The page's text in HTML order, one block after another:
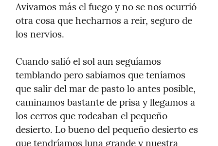
Avivamos más el fuego y no se nos ocurrió
otra cosa que hecharnos a reir, seguro de
los nervios.
Cuando salió el sol aun seguíamos
temblando pero sabíamos que teníamos
que salir del mar de pasto lo antes posible,
caminamos bastante de prisa y llegamos a
los cerros que rodeaban el pequeño
desierto. Lo bueno del pequeño desierto es
que tendríamos luna grande y nuestra